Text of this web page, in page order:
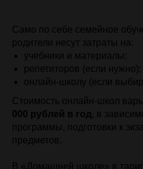
Само по себе семейное
родители несут затраты на:
учебники и материалы;
репетиторов (если нужно);
онлайн-школу (если
Стоимость онлайн-школ
000 рублей в год , в
программы, подготовки к
предметов.
В «Домашней школе» в